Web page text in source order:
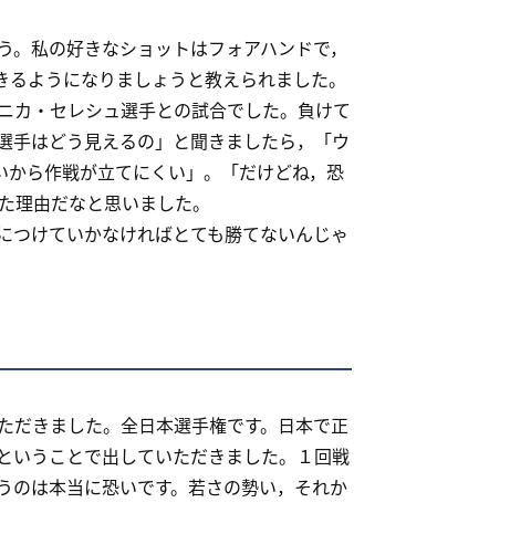
私の好きなショットはフォアハンドで，
ようになりましょうと教えられました。
・セレシュ選手との試合でした。負けて
手はどう見えるの」と聞きましたら，「ウ
ら作戦が立てにくい」。「だけどね，恐
由だなと思いました。
けていかなければとても勝てないんじゃ
きました。全日本選手権です。日本で正
いうことで出していただきました。１回戦
のは本当に恐いです。若さの勢い，それか